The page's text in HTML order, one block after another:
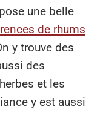
une belle
de rhums
y trouve des
des
et les
y est aussi